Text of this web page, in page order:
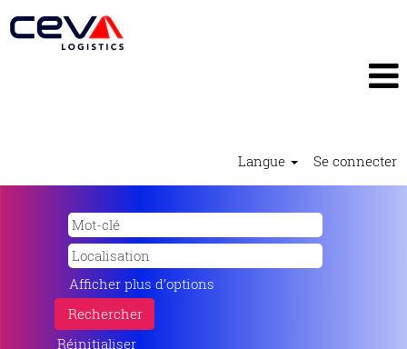
Langue Se connecter
Afficher plus d’options
Réinitialiser